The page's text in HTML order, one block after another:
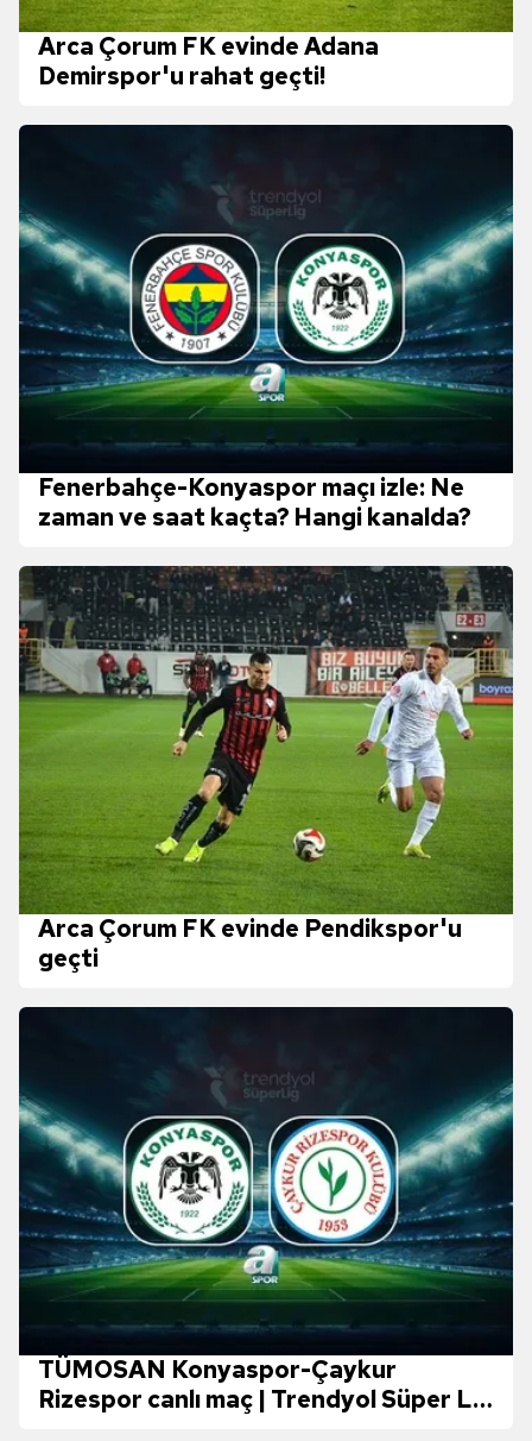
Arca Çorum FK evinde Adana
Demirspor'u rahat geçti!
Fenerbahçe-Konyaspor maçı izle: Ne
zaman ve saat kaçta? Hangi kanalda?
Arca Çorum FK evinde Pendikspor'u
geçti
TÜMOSAN Konyaspor-Çaykur
Rizespor canlı maç | Trendyol Süper Lig